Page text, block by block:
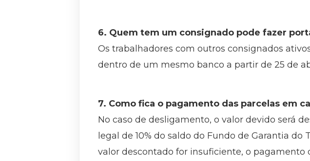
6. Quem tem um consignado pode fazer
Os trabalhadores com outros consignados
dentro de um mesmo banco a partir de 25 de
7. Como fica o pagamento das parcelas em
No caso de desligamento, o valor devido será
legal de 10% do saldo do Fundo de Garantia do
valor descontado for insuficiente, o